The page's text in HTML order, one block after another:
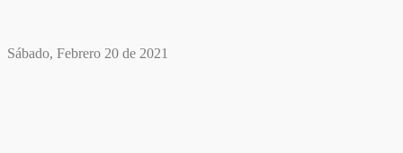
Sábado, Febrero 20 de 2021